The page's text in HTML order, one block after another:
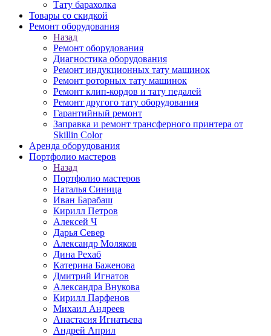
Тату барахолка
Товары со скидкой
Ремонт оборудования
Назад
Ремонт оборудования
Диагностика оборудования
Ремонт индукционных тату машинок
Ремонт роторных тату машинок
Ремонт клип-кордов и тату педалей
Ремонт другого тату оборудования
Гарантийный ремонт
Заправка и ремонт трансферного принтера от
Skillin Color
Аренда оборудования
Портфолио мастеров
Назад
Портфолио мастеров
Наталья Синица
Иван Барабаш
Кирилл Петров
Алексей Ч
Дарья Север
Александр Моляков
Дина Рехаб
Катерина Баженова
Дмитрий Игнатов
Александра Внукова
Кирилл Парфенов
Михаил Андреев
Анастасия Игнатьева
Андрей Април